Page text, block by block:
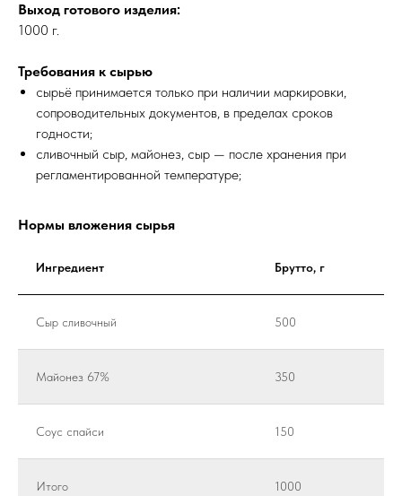
Выход готового изделия:
1000 г.
Требования к сырью
сырьё принимается только при наличии маркировки,
сопроводительных документов, в пределах сроков
годности;
сливочный сыр, майонез, сыр — после хранения при
регламентированной температуре;
Нормы вложения сырья
Ингредиент Брутто, г
Сыр сливочный 500
Майонез 67% 350
Соус спайси 150
Итого 1000